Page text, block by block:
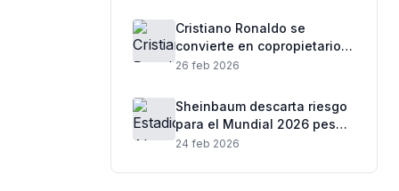
Cristiano Ronaldo se
convierte en copropietario
del club español: de cuál se
26 feb 2026
Sheinbaum descarta riesgo
para el Mundial 2026 pese
a ola de violencia tras
24 feb 2026